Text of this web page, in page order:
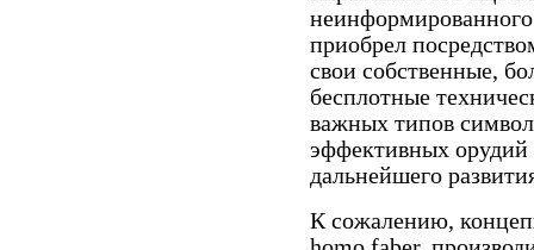
приобрел
свои собственные,
бесплотные
важных типов
эффективных орудий
дальнейшего
К сожалению,